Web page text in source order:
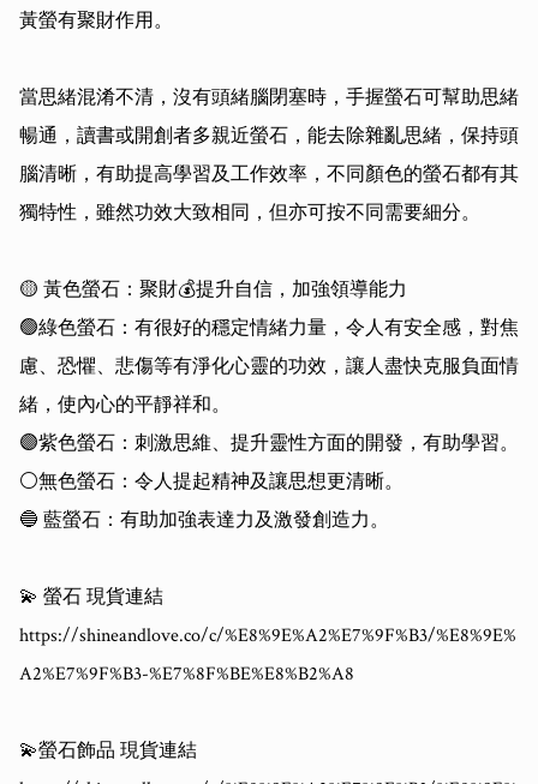
黃螢有聚財作用。
當思緒混淆不清，沒有頭緒腦閉塞時，手握螢石可幫助思緒
暢通，讀書或開創者多親近螢石，能去除雜亂思緒，保持頭
腦清晰，有助提高學習及工作效率，不同顏色的螢石都有其
獨特性，雖然功效大致相同，但亦可按不同需要細分。
🟡 黃色螢石：聚財💰提升自信，加強領導能力
🟢綠色螢石：有很好的穩定情緒力量，令人有安全感，對焦
慮、恐懼、悲傷等有淨化心靈的功效，讓人盡快克服負面情
緒，使內心的平靜祥和。
🟣紫色螢石：刺激思維、提升靈性方面的開發，有助學習。
⚪️無色螢石：令人提起精神及讓思想更清晰。
🔵 藍螢石：有助加強表達力及激發創造力。
💫 螢石 現貨連結
https://shineandlove.co/c/%E8%9E%A2%E7%9F%B3/%E8%9E%
A2%E7%9F%B3-%E7%8F%BE%E8%B2%A8
💫螢石飾品 現貨連結